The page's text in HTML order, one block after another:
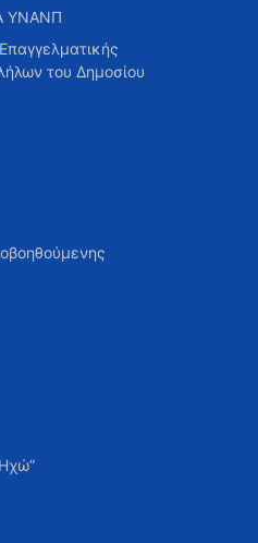
ΥΝΑΝΠ
του Δημοσίου